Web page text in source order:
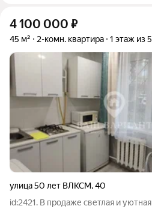
4 100 000 ₽
45 м² 2-комн. квартира 1 этаж из 5
улица 50 лет ВЛКСМ,40
id:2421. В продаже светлая и уютная двухкомнатная квартира в